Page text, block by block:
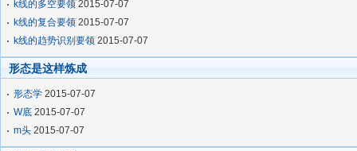
k线的多空要领 2015-07-07
k线的复合要领 2015-07-07
k线的趋势识别要领 2015-07-07
形态是这样炼成
形态学 2015-07-07
W底 2015-07-07
m头 2015-07-07